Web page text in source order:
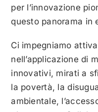
per l’innovazione
questo panorama in
Ci impegniamo
nell’applicazione di
innovativi, mirati a
la povertà, la
ambientale,